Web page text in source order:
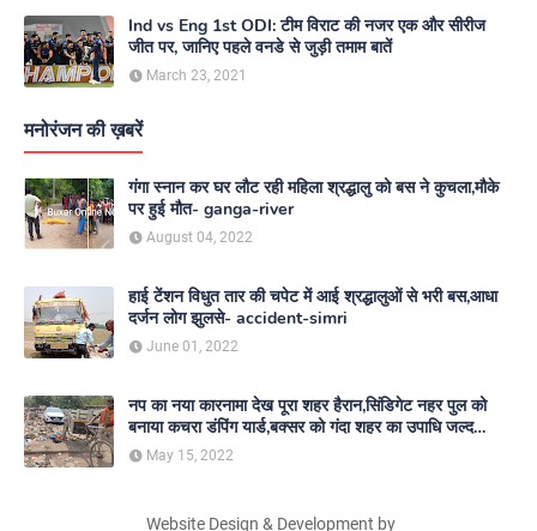
Ind vs Eng 1st ODI: टीम विराट की नजर एक और सीरीज
जीत पर, जानिए पहले वनडे से जुड़ी तमाम बातें
March 23, 2021
मनोरंजन की ख़बरें
गंगा स्नान कर घर लौट रही महिला श्रद्धालु को बस ने कुचला,मौके
पर हुई मौत- ganga-river
August 04, 2022
हाई टेंशन विधुत तार की चपेट में आई श्रद्धालुओं से भरी बस,आधा
दर्जन लोग झुलसे- accident-simri
June 01, 2022
नप का नया कारनामा देख पूरा शहर हैरान,सिंडिगेट नहर पुल को
बनाया कचरा डंपिंग यार्ड,बक्सर को गंदा शहर का उपाधि जल्द
दिलाएगा नगर परिषद- nagar-parishad
May 15, 2022
Website Design & Development by